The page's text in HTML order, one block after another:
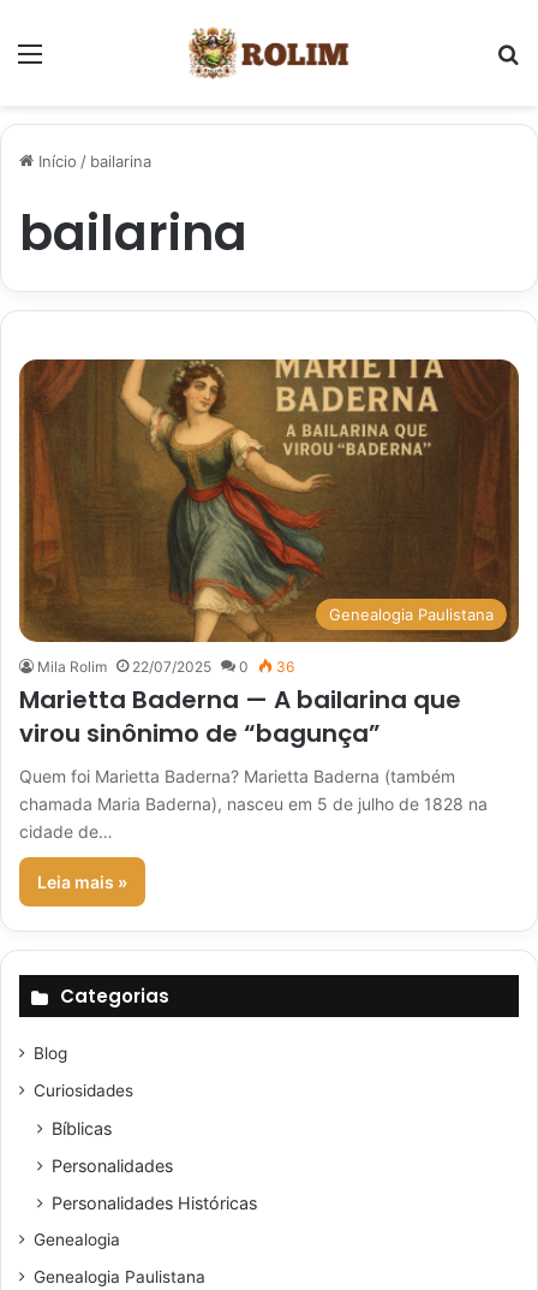
Início / bailarina
bailarina
Genealogia Paulistana
Mila Rolim 22/07/2025 0 36
Marietta Baderna — A bailarina que
virou sinônimo de “bagunça”
Quem foi Marietta Baderna? Marietta Baderna (também
chamada Maria Baderna), nasceu em 5 de julho de 1828 na
cidade de…
Leia mais »
Categorias
Blog
Curiosidades
Bíblicas
Personalidades
Personalidades Históricas
Genealogia
Genealogia Paulistana